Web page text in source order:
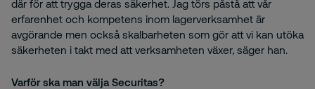
där för att trygga deras säkerhet. Jag törs påstå att vår
erfarenhet och kompetens inom lagerverksamhet är
avgörande men också skalbarheten som gör att vi kan utöka
säkerheten i takt med att verksamheten växer, säger han.
Varför ska man välja Securitas?